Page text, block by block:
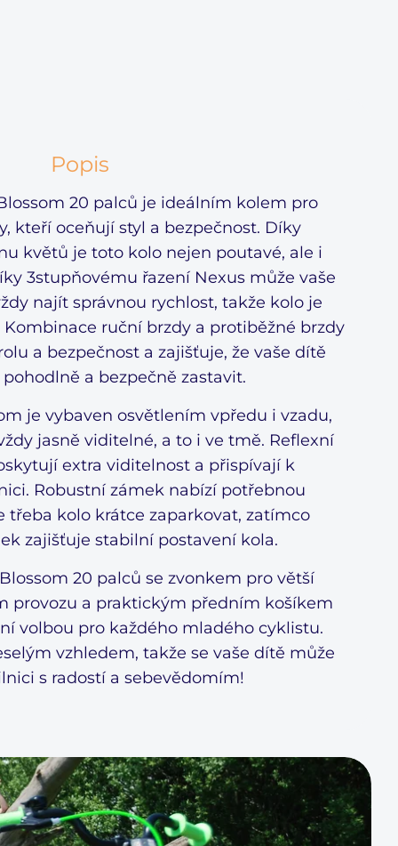
Popis
20 palců je ideálním kolem pro
kteří oceňují styl a bezpečnost. Díky
květů je toto kolo nejen poutavé, ale i
3stupňovému řazení Nexus může vaše
najít správnou rychlost, takže kolo je
ruční brzdy a protiběžné brzdy
a bezpečnost a zajišťuje, že vaše dítě
a bezpečně zastavit.
je vybaven osvětlením vpředu i vzadu,
jasně viditelné, a to i ve tmě. Reflexní
extra viditelnost a přispívají k
Robustní zámek nabízí potřebnou
třeba kolo krátce zaparkovat, zatímco
zajišťuje stabilní postavení kola.
20 palců se zvonkem pro větší
provozu a praktickým předním košíkem
volbou pro každého mladého cyklistu.
vzhledem, takže se vaše dítě může
s radostí a sebevědomím!